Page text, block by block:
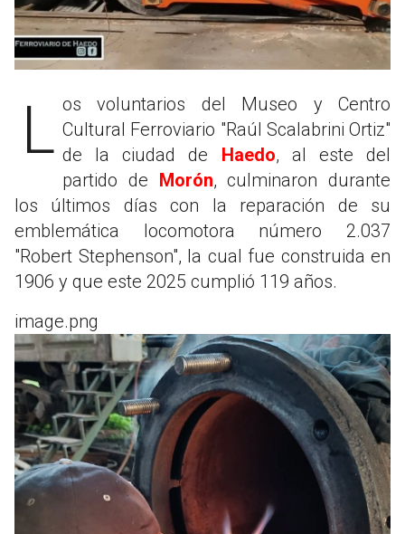
Los voluntarios del Museo y Centro Cultural Ferroviario "Raúl Scalabrini Ortiz"
de la ciudad de Haedo, al este del
partido de Morón, culminaron durante
los últimos días con la reparación de su
emblemática locomotora número 2.037
"Robert Stephenson", la cual fue construida en
1906 y que este 2025 cumplió 119 años.
image.png